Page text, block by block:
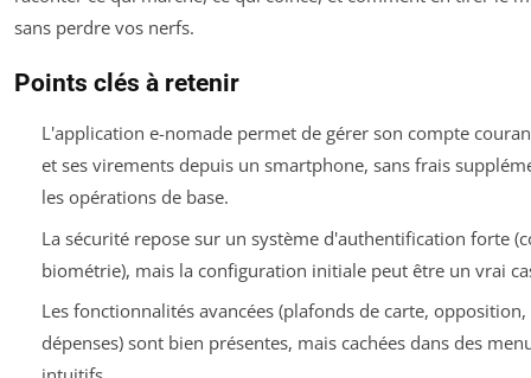
sans perdre vos nerfs.
Points clés à retenir
L'application e-nomade permet de gérer son compte
et ses virements depuis un smartphone, sans frais
les opérations de base.
La sécurité repose sur un système d'authentification forte
biométrie), mais la configuration initiale peut être un vrai
Les fonctionnalités avancées (plafonds de carte,
dépenses) sont bien présentes, mais cachées dans des